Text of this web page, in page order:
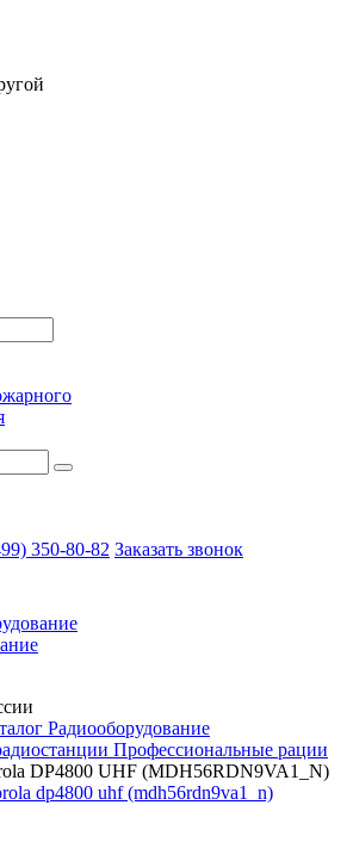
350-80-82 Заказать звонок
Радиооборудование
Профессиональные рации
DP4800 UHF (MDH56RDN9VA1_N)